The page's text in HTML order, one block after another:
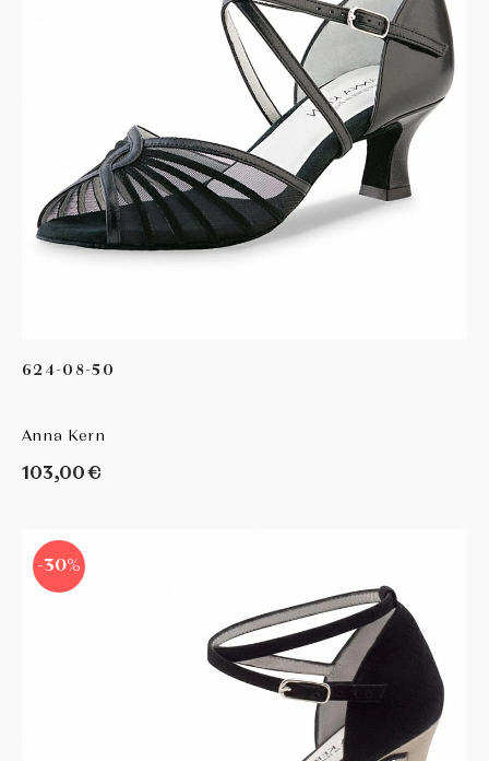
624-08-50
Anna Kern
103,00 €
-30%